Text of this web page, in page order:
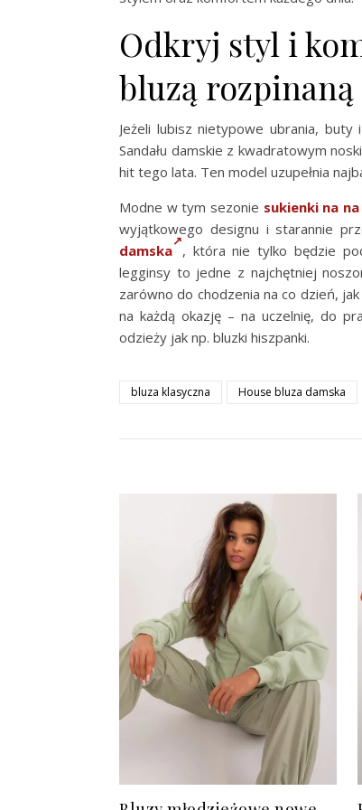
Odkryj styl i
bluzą
Jeżeli lubisz nietypowe ubrania, buty i
Sandału damskie z kwadratowym
hit tego lata. Ten model uzupełnia
Modne w tym sezonie sukienki na
wyjątkowego designu i starannie
damska , która nie tylko będzie
legginsy to jedne z najchętniej
zarówno do chodzenia na co dzień,
na każdą okazję – na uczelnię, do
odzieży jak np. bluzki hiszpanki.
bluza klasyczna House bluza damska